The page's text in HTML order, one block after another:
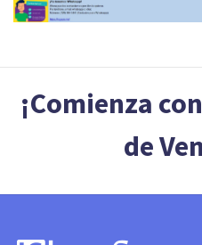
¡Comienza
de